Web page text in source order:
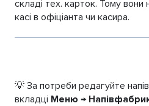
складі тех. карток. Тому
касі в офіціанта чи касира.
💡 За потреби редагуйте
вкладці Меню →